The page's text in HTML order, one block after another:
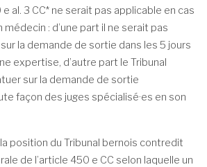
al. 3 CC* ne serait pas applicable en cas
: d’une part il ne serait pas
la demande de sortie dans les 5 jours
expertise, d’autre part le Tribunal
sur la demande de sortie
façon des juges spécialisé·es en son
position du Tribunal bernois contredit
de l’article 450 e CC selon laquelle un